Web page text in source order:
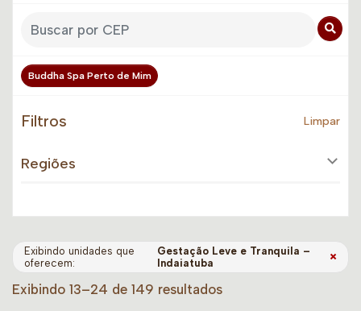
Buddha Spa Perto de Mim
Filtros Limpar
Regiões
Exibindo unidades que
oferecem:
Gestação Leve e Tranquila –
Indaiatuba
×
Exibindo 13–24 de 149 resultados